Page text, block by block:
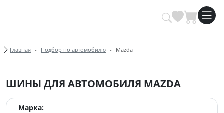
Купить автомобильные шины
Хлебные крошки
Главная Подбор по автомобилю Mazda
ШИНЫ ДЛЯ АВТОМОБИЛЯ MAZDA
Марка: